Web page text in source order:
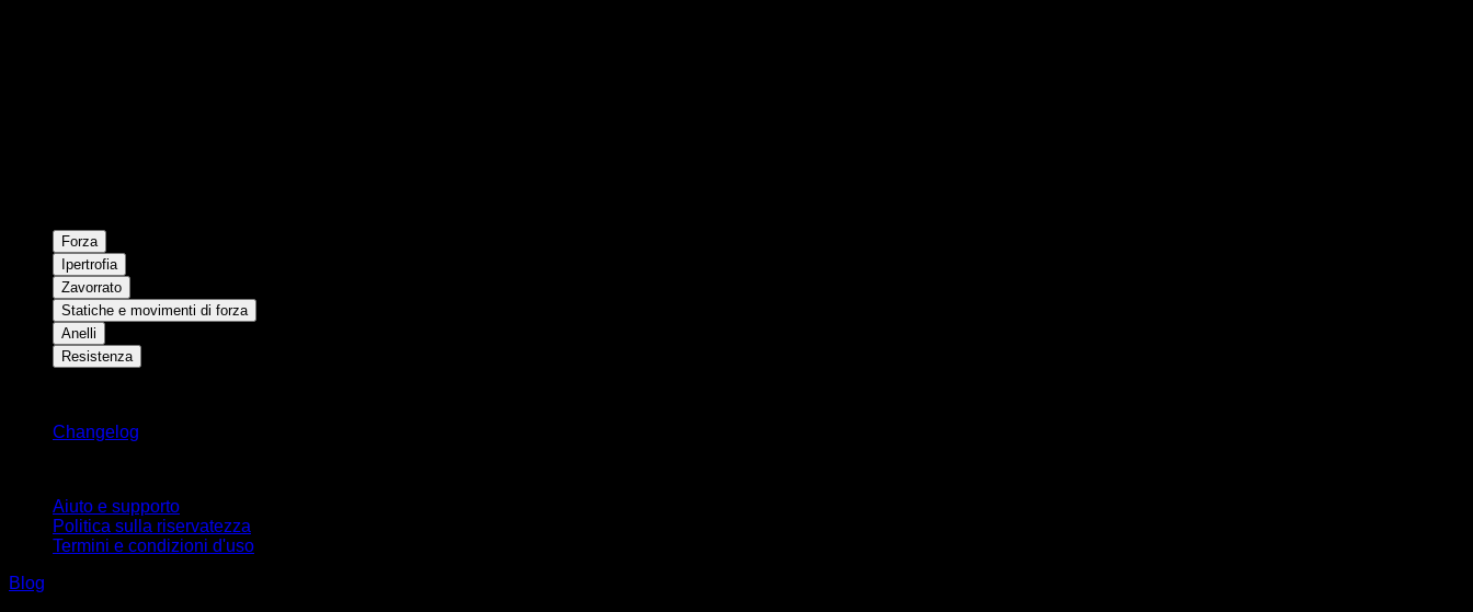
Forza
Ipertrofia
Zavorrato
Statiche e movimenti di forza
Anelli
Resistenza
Changelog
Aiuto e supporto
Politica sulla riservatezza
Termini e condizioni d'uso
Blog